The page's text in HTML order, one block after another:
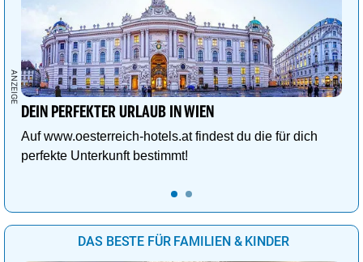
DEIN PERFEKTER URLAUB IN WIEN
Auf www.oesterreich-hotels.at findest du die für dich
perfekte Unterkunft bestimmt!
DAS BESTE FÜR FAMILIEN & KINDER